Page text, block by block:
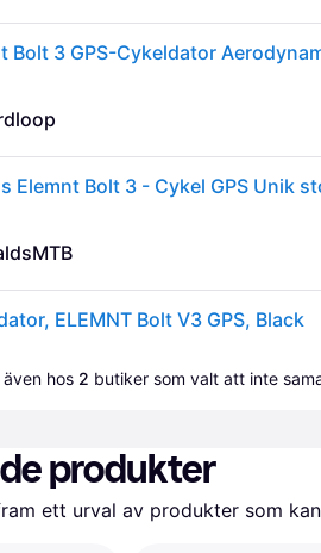
Elemnt Bolt 3 - Cykel GPS Unik
ELEMNT Bolt V3 GPS, Black
hos 2 butiker som valt att inte
produkter
ett urval av produkter som